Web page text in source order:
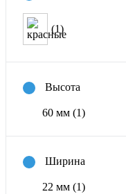
(1)
Высота
60 мм (1)
Ширина
22 мм (1)